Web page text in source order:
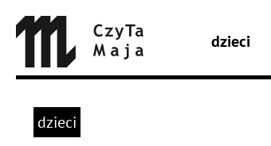
dzieci
dzieci